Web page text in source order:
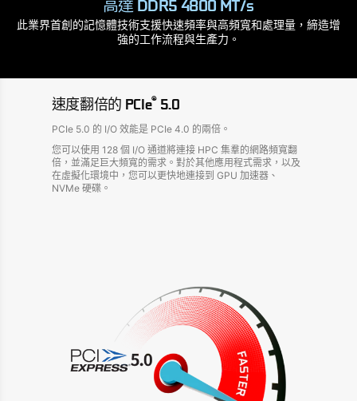
高達 DDR5 4800 MT/s
此業界首創的記憶體技術支援快速頻率與高頻寬和處理量，締造增
強的工作流程與生產力。
速度翻倍的 PCIe®5.0
PCIe 5.0 的 I/O 效能是 PCIe 4.0 的兩倍。
您可以使用 128 個 I/O 通道將連接 HPC 集羣的網路頻寬翻
倍，並滿足巨大頻寬的需求。對於其他應用程式需求，以及
在虛擬化環境中，您可以更快地連接到 GPU 加速器、
NVMe 硬碟。